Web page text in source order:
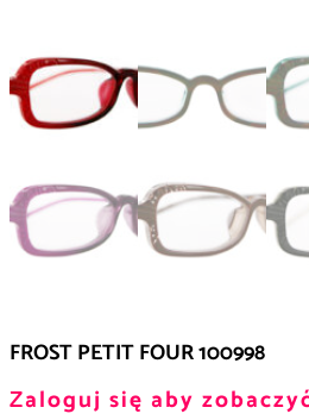
FROST PETIT FOUR 100998
Zaloguj się aby